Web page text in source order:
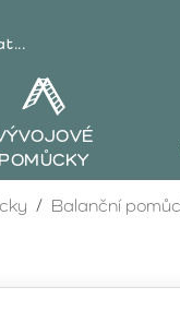
POMŮCKY
Balanční